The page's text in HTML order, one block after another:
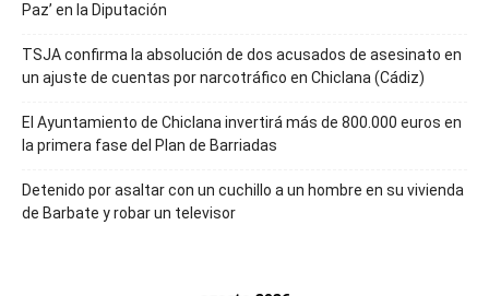
Paz’ en la Diputación
TSJA confirma la absolución de dos acusados de asesinato en
un ajuste de cuentas por narcotráfico en Chiclana (Cádiz)
El Ayuntamiento de Chiclana invertirá más de 800.000 euros en
la primera fase del Plan de Barriadas
Detenido por asaltar con un cuchillo a un hombre en su vivienda
de Barbate y robar un televisor